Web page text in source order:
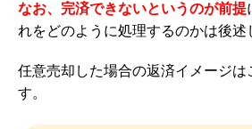
なお、完済できないというのが前提
れをどのように処理するのかは後述
任意売却した場合の返済イメージは
す。